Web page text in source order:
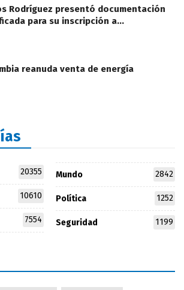
Rodríguez presentó documentación
para su inscripción a…
reanuda venta de energía
20355
10610
7554
Mundo 2842
Política 1252
Seguridad 1199